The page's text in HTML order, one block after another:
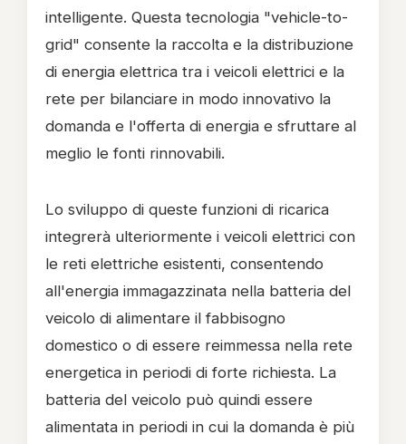
intelligente. Questa tecnologia "vehicle-to-
grid" consente la raccolta e la distribuzione
di energia elettrica tra i veicoli elettrici e la
rete per bilanciare in modo innovativo la
domanda e l'offerta di energia e sfruttare al
meglio le fonti rinnovabili.
Lo sviluppo di queste funzioni di ricarica
integrerà ulteriormente i veicoli elettrici con
le reti elettriche esistenti, consentendo
all'energia immagazzinata nella batteria del
veicolo di alimentare il fabbisogno
domestico o di essere reimmessa nella rete
energetica in periodi di forte richiesta. La
batteria del veicolo può quindi essere
alimentata in periodi in cui la domanda è più